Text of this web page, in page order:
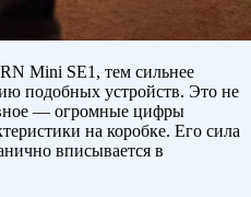
Mini SE1, тем сильнее
подобных устройств. Это не
— огромные цифры
на коробке. Его сила
вписывается в